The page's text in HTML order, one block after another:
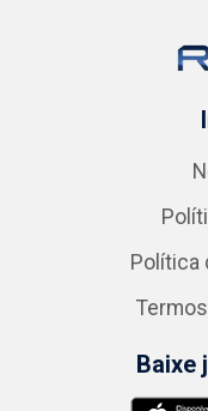
Política
Baixe